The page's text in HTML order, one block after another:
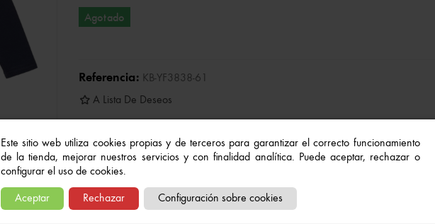
Este sitio web utiliza cookies propias y de terceros para garantizar el correcto funcionamiento
de la tienda, mejorar nuestros servicios y con finalidad analítica. Puede aceptar, rechazar o
configurar el uso de cookies.
Aceptar Rechazar Configuración sobre cookies
Agotado
Referencia: KB-YF3838-61
A Lista De Deseos
Quizás también te gusten...